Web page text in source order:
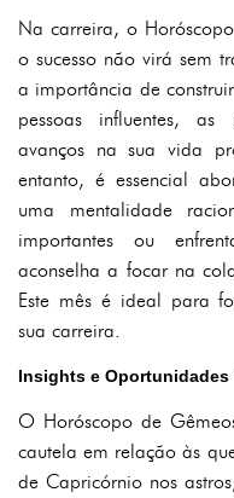
Na carreira, o
o sucesso não virá sem
a importância de
pessoas influentes, as
avanços na sua vida
entanto, é essencial
uma mentalidade
importantes ou
aconselha a focar na
Este mês é ideal para
sua carreira.
Insights e Oportunidades
O Horóscopo de
cautela em relação às
de Capricórnio nos